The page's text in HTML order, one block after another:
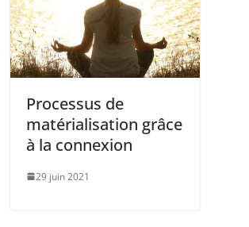
Processus de
matérialisation grâce
à la connexion
29 juin 2021